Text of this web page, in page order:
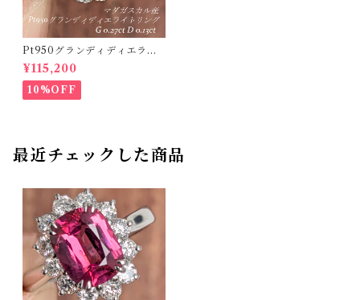
Pt950グランディディエライ
トリング マダガスカル産 グラ
ンディディエライト 0.27ct ダ
イヤモンド 0.13ct【PRO2071
18】
¥115,200
10%OFF
最近チェックした商品